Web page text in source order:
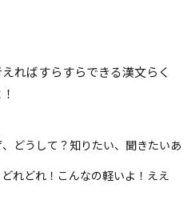
ればすらすらできる漢文らく
どうして？知りたい、聞きたいあ
れどれ！こんなの軽いよ！ええ